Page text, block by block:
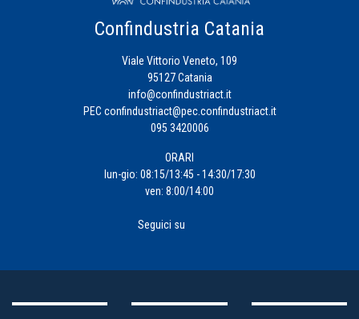
Confindustria Catania
Viale Vittorio Veneto, 109
95127 Catania
info@confindustriact.it
PEC confindustriact@pec.confindustriact.it
095 3420006
ORARI
lun-gio: 08:15/13:45 - 14:30/17:30
ven: 8:00/14:00
Seguici su